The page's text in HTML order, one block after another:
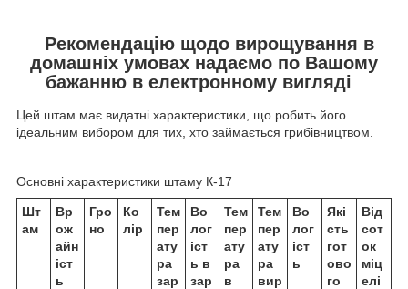
Рекомендацію щодо вирощування в
домашніх умовах надаємо по Вашому
бажанню в електронному вигляді
Цей штам має видатні характеристики, що робить його
ідеальним вибором для тих, хто займається грибівництвом.
Основні характеристики штаму К-17
Шт
ам
Вр
ож
айн
іст
ь
Гро
но
Ко
лір
Тем
пер
ату
ра
зар
Во
лог
іст
ь в
зар
Тем
пер
ату
ра
в
Тем
пер
ату
ра
вир
Во
лог
іст
ь
Які
сть
гот
ово
го
Від
сот
ок
міц
елі